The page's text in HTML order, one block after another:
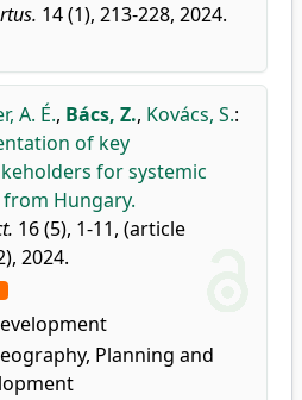
14 (1), 213-228, 2024.
A. É., Bács, Z., Kovács, S.:
of key
for systemic
Hungary.
16 (5), 1-11, (article
2024.
Planning and